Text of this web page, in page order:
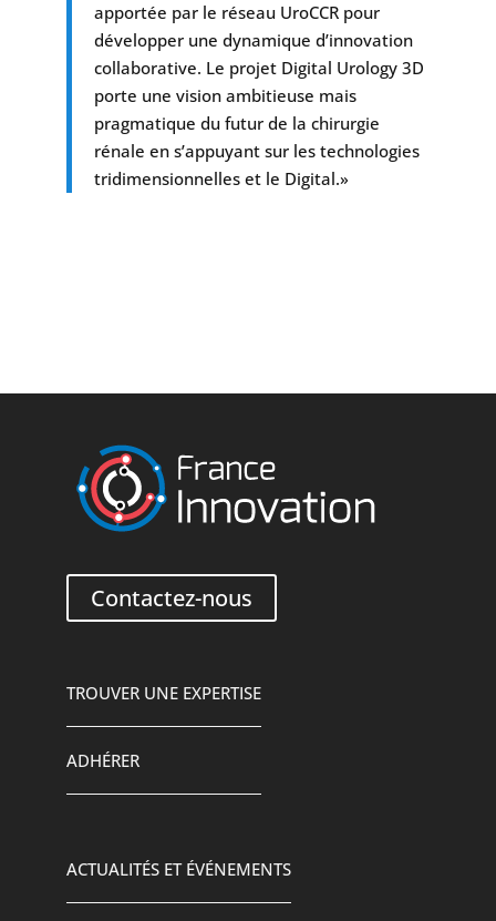
apportée par le réseau UroCCR pour
développer une dynamique d’innovation
collaborative. Le projet Digital Urology 3D
porte une vision ambitieuse mais
pragmatique du futur de la chirurgie
rénale en s’appuyant sur les technologies
tridimensionnelles et le Digital.»
Contactez-nous
TROUVER UNE EXPERTISE
ADHÉRER
ACTUALITÉS ET ÉVÉNEMENTS